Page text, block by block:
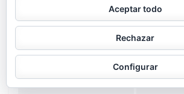
Aceptar todo
Rechazar
Configurar